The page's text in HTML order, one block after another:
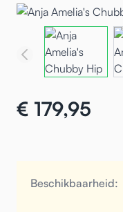
€ 179,95
Beschikbaarheid: